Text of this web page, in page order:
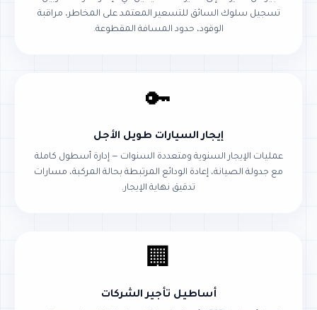
تسجيل سلوك السائق للتسعير المعتمد على المخاطر، مراقبة
الوقود، حدود المسافة المقطوعة.
🔑
إيجار السيارات طويل الأجل
عمليات الإيجار السنوية ومتعددة السنوات — إدارة أسطول كاملة
مع جدولة الصيانة، إعادة الودائع المرتبطة بحالة المركبة، مسارات
تدقيق نهاية الإيجار.
🏢
أساطيل تأجير الشركات